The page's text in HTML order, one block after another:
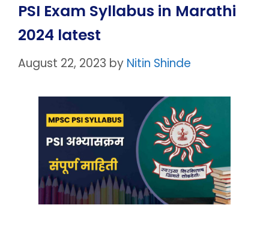
PSI Exam Syllabus in Marathi
2024 latest
August 22, 2023 by Nitin Shinde